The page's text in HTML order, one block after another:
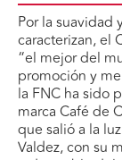
Por la suavidad
caracterizan, el
“el mejor del
promoción y
la FNC ha sido
marca Café de
que salió a la
Valdez, con su